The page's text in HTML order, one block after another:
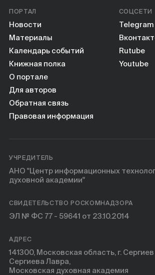
ПОРТАЛ
Новости
Материалы
Календарь событий
Книжная полка
О портале
Для авторов
Обратная связь
Правовая информация
СОЦСЕТИ
Telegram
Rutube
Youtube
УЧРЕДИТЕЛЬ
АНО "Центр информационных
духовной академии"
СВИДЕТЕЛЬСТВО РОСКОМНАДЗОРА
ЭЛ № ФС 77 - 59641 от 23.10.2014
АДРЕС
141300, Московская область, г.
Сергиева Лавра,
Московская духовная академия